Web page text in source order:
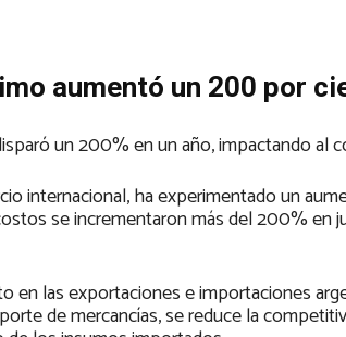
aumentó un 200 por
un 200% en un año, impactando al
internacional, ha experimentado un
se incrementaron más del 200% en
las exportaciones e importaciones
de mercancías, se reduce la